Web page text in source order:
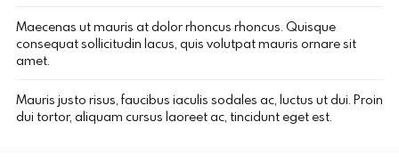
Maecenas ut mauris at dolor rhoncus rhoncus. Quisque
consequat sollicitudin lacus, quis volutpat mauris ornare sit
amet.
Mauris justo risus, faucibus iaculis sodales ac, luctus ut dui. Proin
dui tortor, aliquam cursus laoreet ac, tincidunt eget est.